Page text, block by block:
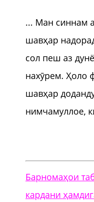
... Ман синнам
шавҳар
сол пеш аз
нахӯрем. Ҳоло
шавҳар
нимчамуллое,
Барномаҳои
кардани